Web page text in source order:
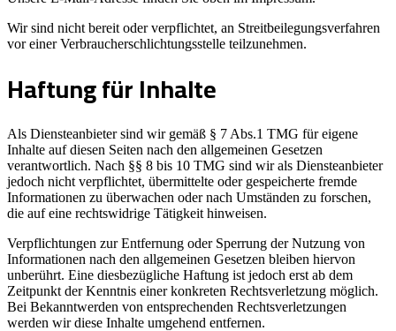
Wir sind nicht bereit oder verpflichtet, an Streitbeilegungsverfahren
vor einer Verbraucherschlichtungsstelle teilzunehmen.
Haftung für Inhalte
Als Diensteanbieter sind wir gemäß § 7 Abs.1 TMG für eigene
Inhalte auf diesen Seiten nach den allgemeinen Gesetzen
verantwortlich. Nach §§ 8 bis 10 TMG sind wir als Diensteanbieter
jedoch nicht verpflichtet, übermittelte oder gespeicherte fremde
Informationen zu überwachen oder nach Umständen zu forschen,
die auf eine rechtswidrige Tätigkeit hinweisen.
Verpflichtungen zur Entfernung oder Sperrung der Nutzung von
Informationen nach den allgemeinen Gesetzen bleiben hiervon
unberührt. Eine diesbezügliche Haftung ist jedoch erst ab dem
Zeitpunkt der Kenntnis einer konkreten Rechtsverletzung möglich.
Bei Bekanntwerden von entsprechenden Rechtsverletzungen
werden wir diese Inhalte umgehend entfernen.